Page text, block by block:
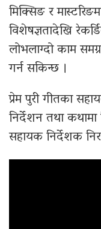
मिक्सिङ र
विशेषज्ञतादेखि
लोभलाग्दो काम
गर्न सकिन्छ ।
प्रेम पुरी गीतका
निर्देशन तथा
सहायक निर्देशक